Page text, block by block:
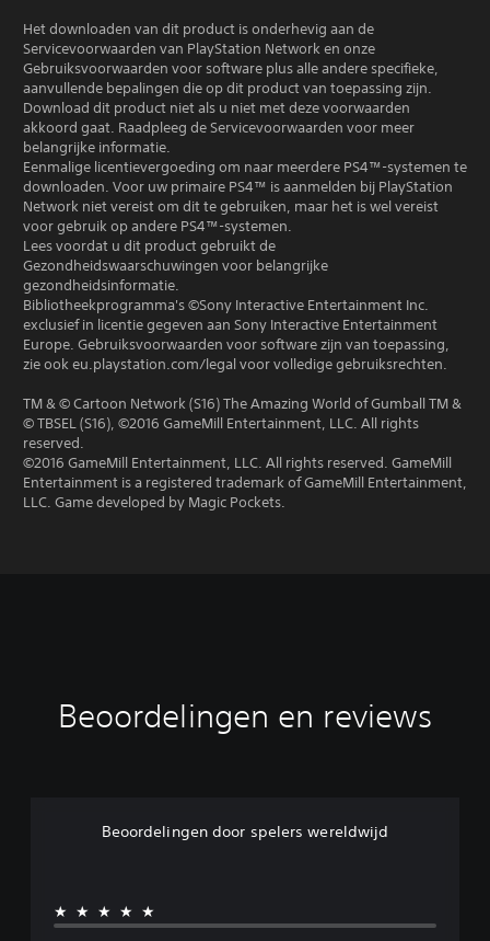
Het downloaden van dit product is onderhevig aan de
Servicevoorwaarden van PlayStation Network en onze
Gebruiksvoorwaarden voor software plus alle andere specifieke,
aanvullende bepalingen die op dit product van toepassing zijn.
Download dit product niet als u niet met deze voorwaarden
akkoord gaat. Raadpleeg de Servicevoorwaarden voor meer
belangrijke informatie.
Eenmalige licentievergoeding om naar meerdere PS4™-systemen te
downloaden. Voor uw primaire PS4™ is aanmelden bij PlayStation
Network niet vereist om dit te gebruiken, maar het is wel vereist
voor gebruik op andere PS4™-systemen.
Lees voordat u dit product gebruikt de
Gezondheidswaarschuwingen voor belangrijke
gezondheidsinformatie.
Bibliotheekprogramma's ©Sony Interactive Entertainment Inc.
exclusief in licentie gegeven aan Sony Interactive Entertainment
Europe. Gebruiksvoorwaarden voor software zijn van toepassing,
zie ook eu.playstation.com/legal voor volledige gebruiksrechten.
TM & © Cartoon Network (S16) The Amazing World of Gumball TM &
© TBSEL (S16), ©2016 GameMill Entertainment, LLC. All rights
reserved.
©2016 GameMill Entertainment, LLC. All rights reserved. GameMill
Entertainment is a registered trademark of GameMill Entertainment,
LLC. Game developed by Magic Pockets.
Beoordelingen en reviews
Beoordelingen door spelers wereldwijd
★★★★★